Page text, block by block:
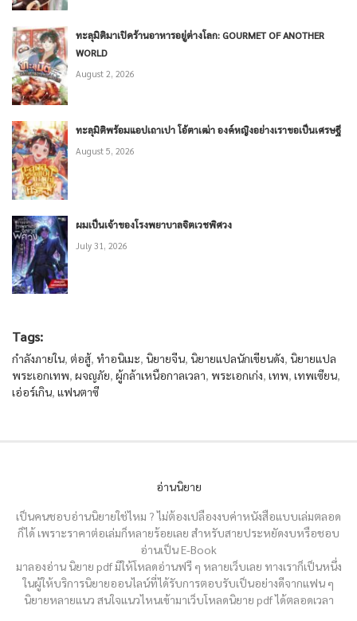
ทะลุมิติมาเปิดร้านอาหารอยู่ต่างโลก: GOURMET OF ANOTHER
WORLD
August 2, 2026
ทะลุมิติพร้อมแอปเถาเปา โอ้ตาเฒ่า องค์หญิงอย่างเราขอเป็นเศรษฐี
August 5, 2026
ผมเป็นเจ้าของโรงพยาบาลจิตเวชพิศวง
July 31, 2026
Tags:
กำลังภายใน, ต่อสู้, ทำอนิเมะ, นิยายจีน, นิยายแปลนักเขียนดัง, นิยายแปล
พระเอกเทพ, ผจญภัย, ผู้กล้าเหนือกาลเวลา, พระเอกเก่ง, เทพ, เทพเซียน,
เอ่อร์เกิน, แฟนตาซี
อ่านนิยาย
เป็นคนชอบอ่านนิยายใช่ไหม ? ไม่ต้องเปลืองงบค่าหนังสือแบบเล่มตลอด
ก็ได้ เพราะราคาต่อเล่มก็หลายร้อยเลย สำหรับสายประหยัดงบหรือชอบ
อ่านเป็น E-Book
มาลองอ่าน นิยาย pdf มีให้โหลดอ่านฟรี ๆ หลายเว็บเลย ทางเราก็เป็นหนึ่ง
ในผู้ให้บริการนิยายออนไลน์ที่ได้รับการตอบรับเป็นอย่างดีจากแฟน ๆ
นิยายหลายแนว สนใจแนวไหนเข้ามาเว็บโหลดนิยาย pdf ได้ตลอดเวลา